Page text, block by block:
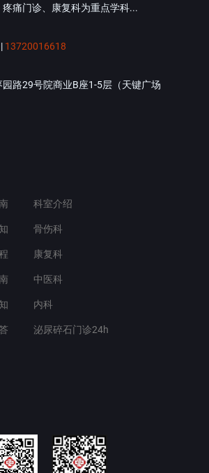
痛门诊、康复科为重点学科...
| 13720016618
路29号院商业B座1-5层（天键广场
科室介绍
骨伤科
康复科
中医科
内科
泌尿碎石门诊24h